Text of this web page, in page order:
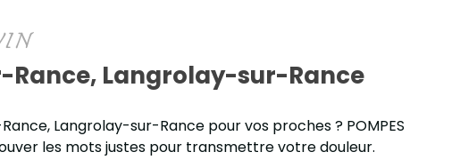
Langrolay-sur-Rance
Langrolay-sur-Rance pour vos proches ? POMPES
les mots justes pour transmettre votre douleur.